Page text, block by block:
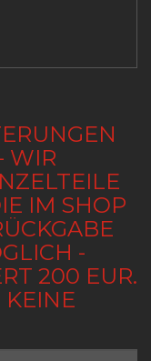
WIR
IM SHOP
-
200 EUR.